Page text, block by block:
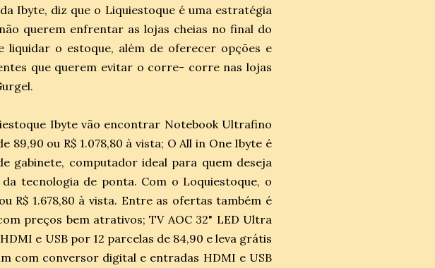
Ibyte, diz que o Liquiestoque é uma estratégia
querem enfrentar as lojas cheias no final do
liquidar o estoque, além de oferecer opções e
que querem evitar o corre- corre nas lojas
Ibyte vão encontrar Notebook Ultrafino
89,90 ou R$ 1.078,80 à vista; O All in One Ibyte é
gabinete, computador ideal para quem deseja
tecnologia de ponta. Com o Loquiestoque, o
R$ 1.678,80 à vista. Entre as ofertas também é
preços bem atrativos; TV AOC 32" LED Ultra
e USB por 12 parcelas de 84,90 e leva grátis
com conversor digital e entradas HDMI e USB